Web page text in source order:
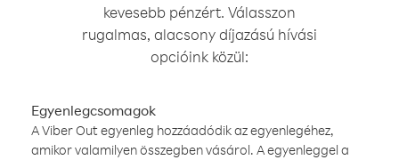
kevesebb pénzért. Válasszon
rugalmas, alacsony díjazású hívási
opcióink közül:
Egyenlegcsomagok
A Viber Out egyenleg hozzáadódik az egyenlegéhez,
amikor valamilyen összegben vásárol. A egyenleggel a